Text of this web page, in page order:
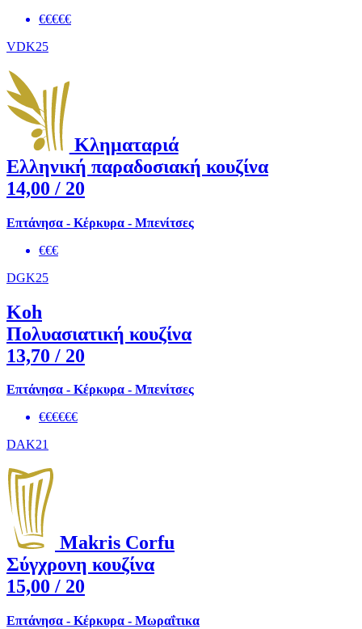
€€€€€
VDK25
Κληματαριά
Ελληνική παραδοσιακή κουζίνα
14,00 / 20
Επτάνησα - Κέρκυρα - Μπενίτσες
€€€
DGK25
Koh
Πολυασιατική κουζίνα
13,70 / 20
Επτάνησα - Κέρκυρα - Μπενίτσες
€€€€€€
DAK21
Makris Corfu
Σύγχρονη κουζίνα
15,00 / 20
Επτάνησα - Κέρκυρα - Μωραΐτικα